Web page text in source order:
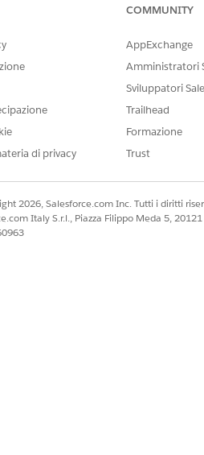
un bordo di evidenziazione
su tutte le pagine in
di privacy
COMMUNITY
AppExchange
Amministratori
Sviluppatori
Trailhead
Formazione
Trust
2026, Salesforce.com Inc. Tutti i diritti
Italy S.r.l., Piazza Filippo Meda 5,